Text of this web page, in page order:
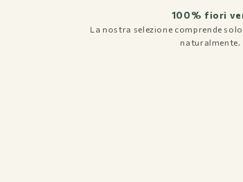
100% fiori
La nostra selezione comprende
naturalmente.